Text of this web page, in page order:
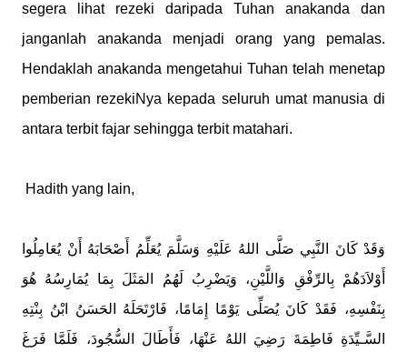
segera lihat rezeki daripada Tuhan anakanda dan
janganlah anakanda menjadi orang yang pemalas.
Hendaklah anakanda mengetahui Tuhan telah menetap
pemberian rezekiNya kepada seluruh umat manusia di
antara terbit fajar sehingga terbit matahari.
Hadith yang lain,
وَقَدْ كَانَ النَّبِي صَلَّى اللهُ عَلَيْهِ وَسَلَّمَ يُعَلِّمُ أَصْحَابَهُ أَنْ يُعَامِلُوا
أَوْلاَدَهُمْ بِالرِّفْقِ وَاللَّيْنِ، وَيَضْرِبُ لَهُمُ المَثَلَ بِمَا يُمَارِسُهُ هُوَ
بِنَفْسِهِ، فَقَدْ كَانَ يُصَلِّى يَوْمًا إِمَامًا، فَارْتَحَلَهُ الحَسَنُ ابْنُ بِنْتِهِ
السَّـيِّدَةِ فَاطِمَةَ رَضِيَ اللهُ عَنْهَا، فَأَطَالَ السُّجُودَ، فَلَمَّا فَرَغَ